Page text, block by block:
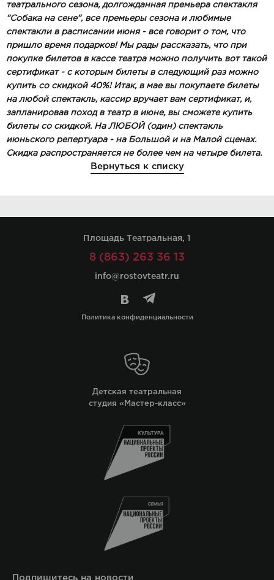
театрального сезона, долгожданная премьера спектакля
"Собака на сене", все премьеры сезона и любимые
спектакли в расписании июня - все говорит о том, что
пришло время подарков! Мы рады рассказать, что при
покупке билетов в кассе театра можно получить вот такой
сертификат - с которым билеты в следующий раз можно
купить со скидкой 40%! Итак, в мае вы покупаете билеты
на любой спектакль, кассир вручает вам сертификат, и,
запланировав поход в театр в июне, вы сможете купить
билеты со скидкой. На ЛЮБОЙ (один) спектакль
июньского репертуара - на Большой и на Малой сценах.
Скидка распространяется не более чем на четыре билета.
Вернуться к списку
Площадь Театральная, 1
8 (863) 263 36 13
info@rostovteatr.ru
Политика конфиденциальности
Детская театральная
студия «Мастер-класс»
Подпишитесь на новости